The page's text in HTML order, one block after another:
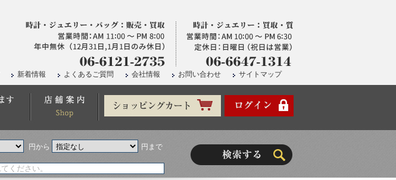
新着情報 よくあるご質問 会社情報 お問い合わせ サイトマップ
円から 円まで